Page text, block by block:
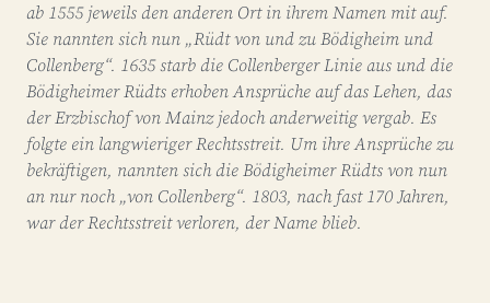
ab 1555 jeweils den anderen Ort in ihrem Namen mit auf.
Sie nannten sich nun „Rüdt von und zu Bödigheim und
Collenberg“. 1635 starb die Collenberger Linie aus und die
Bödigheimer Rüdts erhoben Ansprüche auf das Lehen, das
der Erzbischof von Mainz jedoch anderweitig vergab. Es
folgte ein langwieriger Rechtsstreit. Um ihre Ansprüche zu
bekräftigen, nannten sich die Bödigheimer Rüdts von nun
an nur noch „von Collenberg“. 1803, nach fast 170 Jahren,
war der Rechtsstreit verloren, der Name blieb.